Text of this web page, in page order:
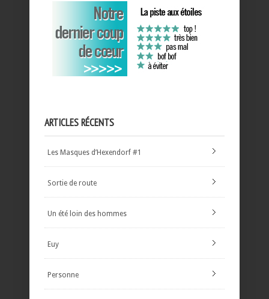
ARTICLES RÉCENTS
Les Masques d’Hexendorf #1
Sortie de route
Un été loin des hommes
Euy
Personne